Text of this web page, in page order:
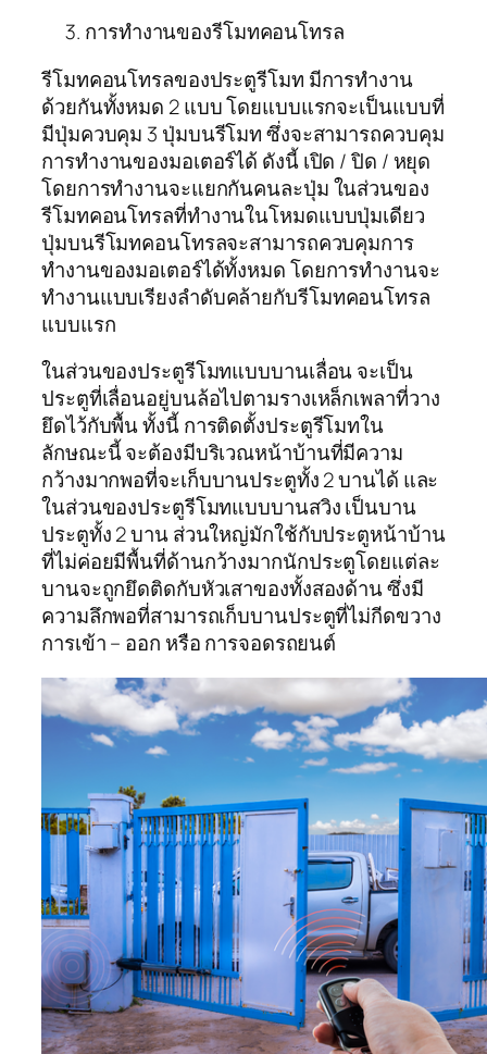
การทำงานของรีโมทคอนโทรล
รีโมทคอนโทรลของประตูรีโมท มีการทำงาน
ด้วยกันทั้งหมด 2 แบบ โดยแบบแรกจะเป็นแบบที่
มีปุ่มควบคุม 3 ปุ่มบนรีโมท ซึ่งจะสามารถควบคุม
การทำงานของมอเตอร์ได้ ดังนี้ เปิด / ปิด / หยุด
โดยการทำงานจะแยกกันคนละปุ่ม ในส่วนของ
รีโมทคอนโทรลที่ทำงานในโหมดแบบปุ่มเดียว
ปุ่มบนรีโมทคอนโทรลจะสามารถควบคุมการ
ทำงานของมอเตอร์ได้ทั้งหมด โดยการทำงานจะ
ทำงานแบบเรียงลำดับคล้ายกับรีโมทคอนโทรล
แบบแรก
ในส่วนของประตูรีโมทแบบบานเลื่อน จะเป็น
ประตูที่เลื่อนอยู่บนล้อไปตามรางเหล็กเพลาที่วาง
ยึดไว้กับพื้น ทั้งนี้ การติดตั้งประตูรีโมทใน
ลักษณะนี้ จะต้องมีบริเวณหน้าบ้านที่มีความ
กว้างมากพอที่จะเก็บบานประตูทั้ง 2 บานได้ และ
ในส่วนของประตูรีโมทแบบบานสวิง เป็นบาน
ประตูทั้ง 2 บาน ส่วนใหญ่มักใช้กับประตูหน้าบ้าน
ที่ไม่ค่อยมีพื้นที่ด้านกว้างมากนักประตูโดยแต่ละ
บานจะถูกยึดติดกับหัวเสาของทั้งสองด้าน ซึ่งมี
ความลึกพอที่สามารถเก็บบานประตูที่ไม่กีดขวาง
การเข้า – ออก หรือ การจอดรถยนต์